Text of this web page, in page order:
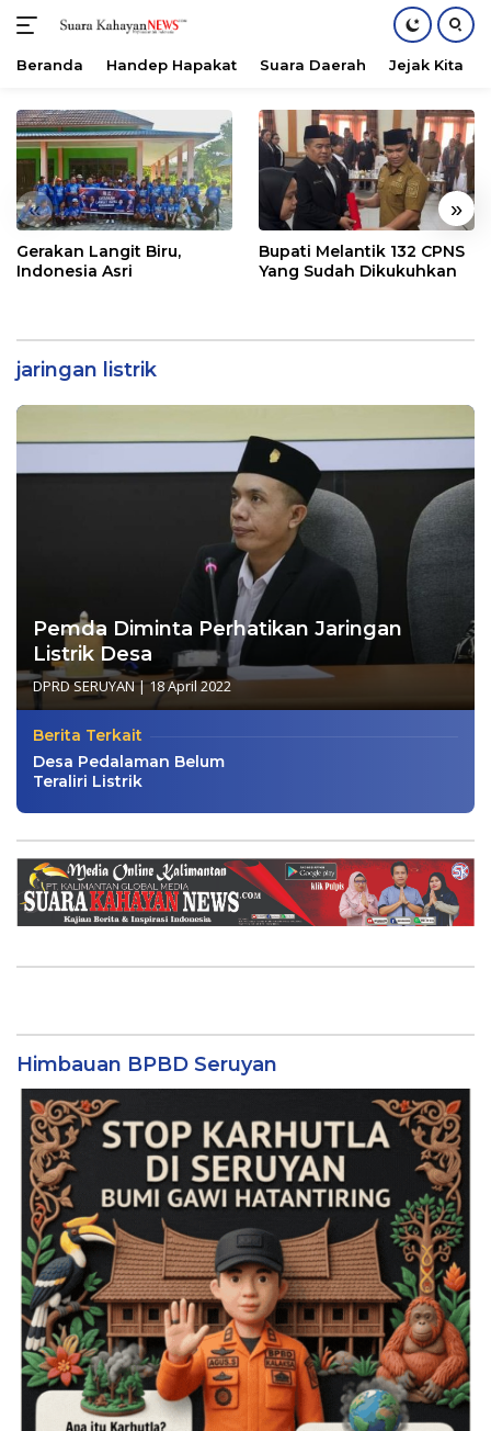
konten
Beranda Handep Hapakat Suara Daerah Jejak Kita
« »
Gerakan Langit Biru,
Indonesia Asri
Bupati Melantik 132 CPNS
Yang Sudah Dikukuhkan
jaringan listrik
Pemda Diminta Perhatikan Jaringan
Listrik Desa
DPRD SERUYAN|18 April 2022
Berita Terkait
Desa Pedalaman Belum
Teraliri Listrik
Himbauan BPBD Seruyan